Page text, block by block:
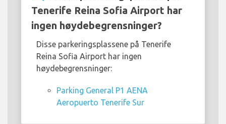
Tenerife Reina Sofia Airport har
ingen høydebegrensninger?
Disse parkeringsplassene på Tenerife
Reina Sofia Airport har ingen
høydebegrensninger:
Parking General P1 AENA
Aeropuerto Tenerife Sur